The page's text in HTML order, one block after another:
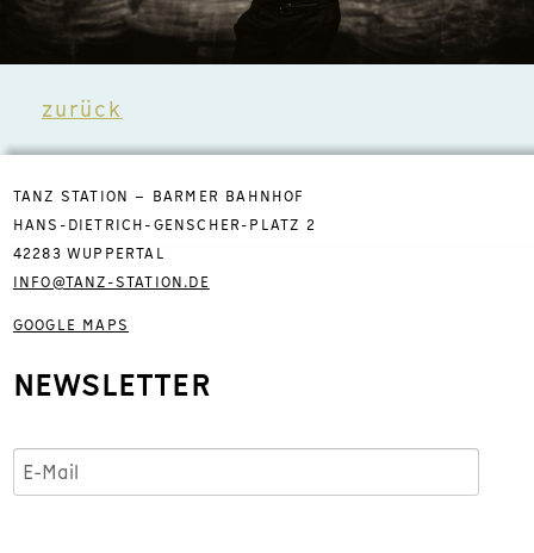
zurück
TANZ STATION – BARMER BAHNHOF
HANS-DIETRICH-GENSCHER-PLATZ 2
42283 WUPPERTAL
INFO@TANZ-STATION.DE
GOOGLE MAPS
NEWSLETTER